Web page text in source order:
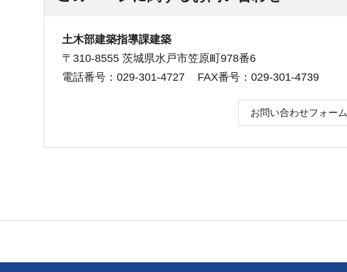
土木部建築指導課建築
〒310-8555 茨城県水戸市笠原町978番6
電話番号：029-301-4727
FAX番号：029-301-4739
お問い合わせフォーム